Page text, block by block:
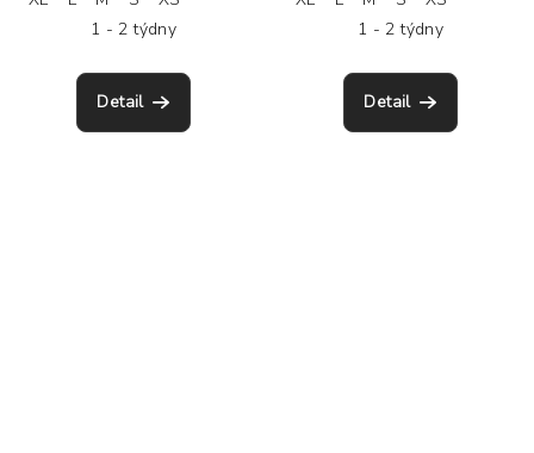
1 - 2 týdny
Detail
1 - 2 týdny
Detail